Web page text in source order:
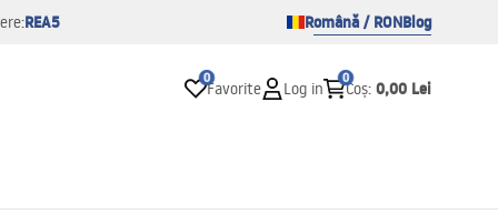
REA5 Română / RONBlog
0
Favorite Log in
0
Coș: 0,00 Lei